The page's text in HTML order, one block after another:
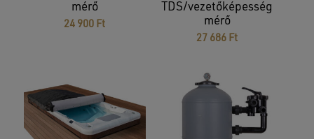
mérő
24 900 Ft
TDS/vezetőképesség
mérő
27 686 Ft